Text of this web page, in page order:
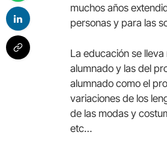
muchos años
personas y para las
La educación se
alumnado y las del
alumnado como el
variaciones de los
de las modas y
etc…